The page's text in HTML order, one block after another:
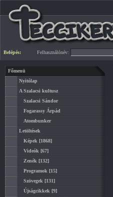
Belépés: Felhasználónév:
Főmenü
Nyitólap
A Szalacsi kultusz
Szalacsi Sándor
Fogarassy Árpád
Atombunker
Letöltések
Képek [1868]
Videók [67]
Zenék [132]
Programok [15]
Szövegek [131]
Újságcikkek [9]